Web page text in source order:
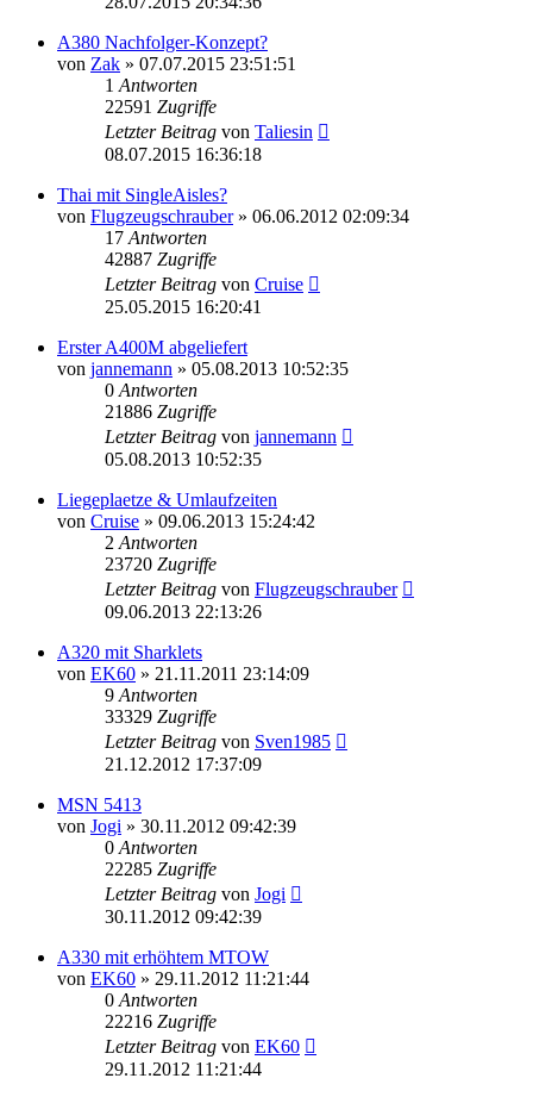
A380 Nachfolger-Konzept?
von Zak » 07.07.2015 23:51:51
1 Antworten
22591 Zugriffe
Letzter Beitrag von Taliesin
08.07.2015 16:36:18
Thai mit SingleAisles?
von Flugzeugschrauber» 06.06.2012 02:09:34
17 Antworten
42887 Zugriffe
Letzter Beitrag von Cruise
25.05.2015 16:20:41
Erster A400M abgeliefert
von jannemann » 05.08.2013 10:52:35
0 Antworten
21886 Zugriffe
Letzter Beitrag von jannemann
05.08.2013 10:52:35
Liegeplaetze & Umlaufzeiten
von Cruise » 09.06.2013 15:24:42
2 Antworten
23720 Zugriffe
Letzter Beitrag von Flugzeugschrauber
09.06.2013 22:13:26
A320 mit Sharklets
von EK60 » 21.11.2011 23:14:09
9 Antworten
33329 Zugriffe
Letzter Beitrag von Sven1985
21.12.2012 17:37:09
MSN 5413
von Jogi » 30.11.2012 09:42:39
0 Antworten
22285 Zugriffe
Letzter Beitrag von Jogi
30.11.2012 09:42:39
A330 mit erhöhtem MTOW
von EK60 » 29.11.2012 11:21:44
0 Antworten
22216 Zugriffe
Letzter Beitrag von EK60
29.11.2012 11:21:44